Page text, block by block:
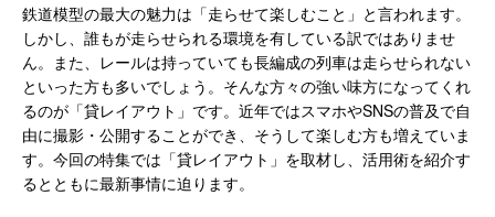
鉄道模型の最大の魅力は「走らせて楽しむこと」と言われます。
しかし、誰もが走らせられる環境を有している訳ではありませ
ん。また、レールは持っていても長編成の列車は走らせられない
といった方も多いでしょう。そんな方々の強い味方になってくれ
るのが「貸レイアウト」です。近年ではスマホやSNSの普及で自
由に撮影・公開することができ、そうして楽しむ方も増えていま
す。今回の特集では「貸レイアウト」を取材し、活用術を紹介す
るとともに最新事情に迫ります。